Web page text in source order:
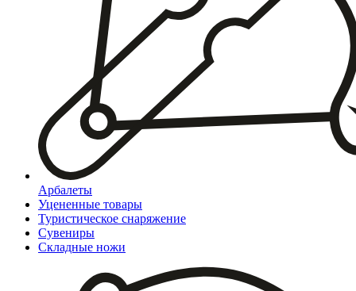
Арбалеты
Уцененные товары
Туристическое снаряжение
Сувениры
Складные ножи